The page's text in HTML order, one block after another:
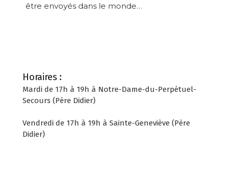
être envoyés dans le monde…
Horaires :
Mardi de 17h à 19h à Notre-Dame-du-Perpétuel-
Secours (Père Didier)
Vendredi de 17h à 19h à Sainte-Geneviève (Père
Didier)